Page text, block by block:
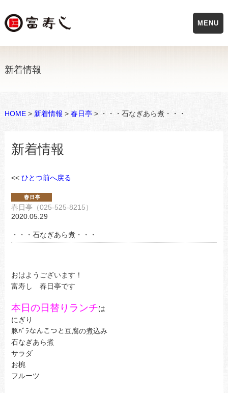
新着情報
HOME> 新着情報 > 春日亭> ・・・石なぎあら煮・・・
新着情報
<< ひとつ前へ戻る
春日亭（025-525-8215）
2020.05.29
・・・石なぎあら煮・・・
おはようございます！
富寿し 春日亭です
本日の日替りランチは
にぎり
豚ﾊﾞﾗなんこつと豆腐の煮込み
石なぎあら煮
サラダ
お椀
フルーツ
MENU